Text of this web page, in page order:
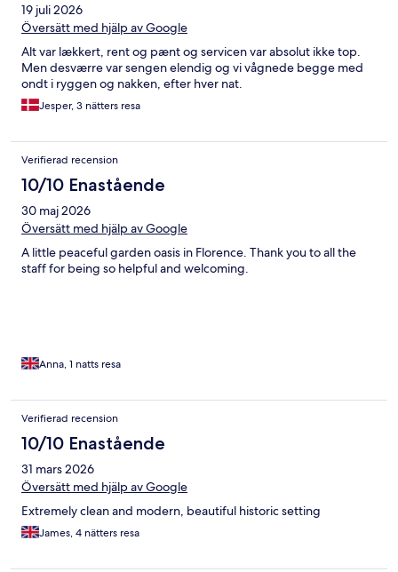
19 juli 2026
Översätt med hjälp av Google
Alt var lækkert, rent og pænt og servicen var absolut ikke top.
Men desværre var sengen elendig og vi vågnede begge med
ondt i ryggen og nakken, efter hver nat.
Jesper, 3 nätters resa
Verifierad recension
10/10 Enastående
30 maj 2026
Översätt med hjälp av Google
A little peaceful garden oasis in Florence. Thank you to all the
staff for being so helpful and welcoming.
Anna, 1 natts resa
Verifierad recension
10/10 Enastående
31 mars 2026
Översätt med hjälp av Google
Extremely clean and modern, beautiful historic setting
James, 4 nätters resa